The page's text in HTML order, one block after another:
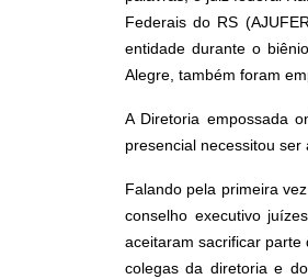
Federais do RS
entidade durante o
Alegre, também foram
A Diretoria empossada
presencial necessitou
Falando pela primeira
conselho executivo
aceitaram sacrificar parte
colegas da diretoria e